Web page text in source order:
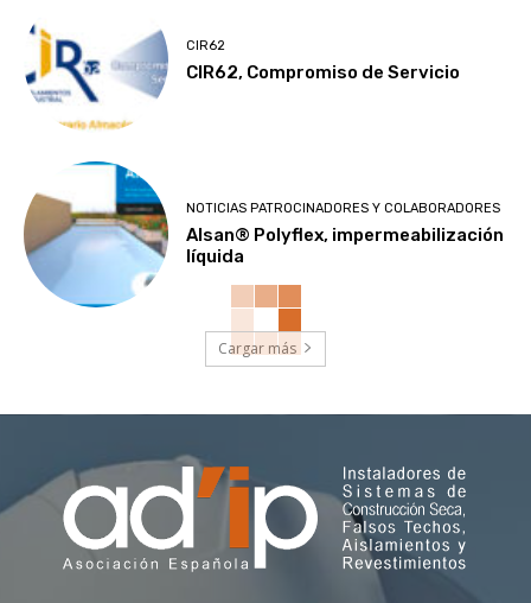
CIR62
CIR62, Compromiso de Servicio
NOTICIAS PATROCINADORES Y COLABORADORES
Alsan® Polyflex, impermeabilización
líquida
Cargar más